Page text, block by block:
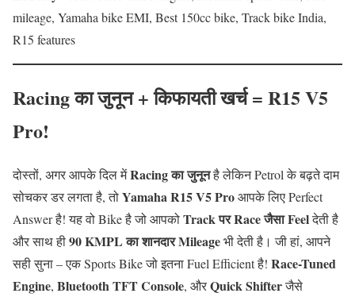
mileage, Yamaha bike EMI, Best 150cc bike, Track bike India,
R15 features
Racing का जुनून + किफायती खर्च = R15 V5
Pro!
दोस्तों, अगर आपके दिल मेंRacing का जुनूनहै लेकिन Petrol के बढ़ते दाम
सोचकर डर लगता है, तोYamaha R15 V5 Proआपके लिए Perfect
Answer है! यह वो Bike है जो आपकोTrack पर Race जैसा Feelदेती है
और साथ ही90 KMPL का शानदार Mileageभी देती है। जी हां, आपने
सही सुना – एक Sports Bike जो इतना Fuel Efficient है! Race-Tuned
Engine, Bluetooth TFT Console, औरQuick Shifterजैसे